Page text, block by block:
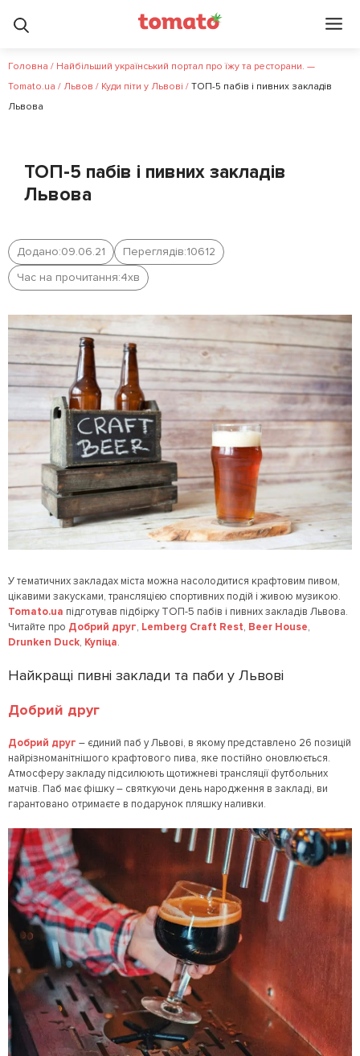
Головна / Найбільший український портал про їжу та ресторани. —
Tomato.ua / Львов / Куди піти у Львові / ТОП-5 пабів і пивних закладів
Львова
ТОП-5 пабів і пивних закладів
Львова
Додано:09.06.21 Переглядів:10612
Час на прочитання:4хв
У тематичних закладах міста можна насолодитися крафтовим пивом,
цікавими закусками, трансляцією спортивних подій і живою музикою.
Tomato.ua підготував підбірку ТОП-5 пабів і пивних закладів Львова.
Читайте про Добрий друг, Lemberg Craft Rest, Beer House,
Drunken Duck, Купіца.
Найкращі пивні заклади та паби у Львові
Добрий друг
Добрий друг – єдиний паб у Львові, в якому представлено 26 позицій
найрізноманітнішого крафтового пива, яке постійно оновлюється.
Атмосферу закладу підсилюють щотижневі трансляції футбольних
матчів. Паб має фішку – святкуючи день народження в закладі, ви
гарантовано отримаєте в подарунок пляшку наливки.